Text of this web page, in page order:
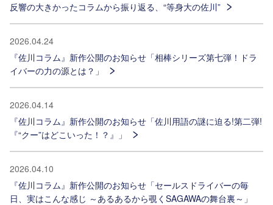
反響の大きかったコラムから振り返る、“等身大の佐川”
2026.04.24
『佐川コラム』新作公開のお知らせ「相棒シリーズ第七弾！ドラ
イバーの力の源とは？」
2026.04.14
『佐川コラム』新作公開のお知らせ「佐川用語の謎に迫る!第二弾!
『“クー”はどこいった！？』」
2026.04.10
『佐川コラム』新作公開のお知らせ「セールスドライバーの毎
日、実はこんな感じ ～あるあるから覗くSAGAWAの舞台裏～」